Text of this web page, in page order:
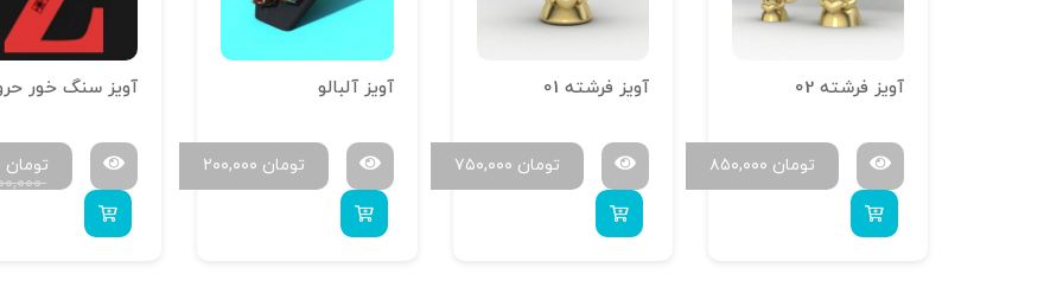
آویز فرشته 02
۸۵۰,۰۰۰ تومان
آویز فرشته 01
۷۵۰,۰۰۰ تومان
آویز آلبالو
۲۰۰,۰۰۰ تومان تومان